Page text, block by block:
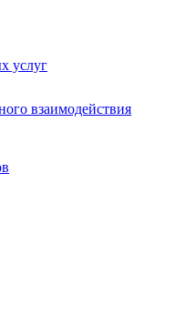
услуг
взаимодействия